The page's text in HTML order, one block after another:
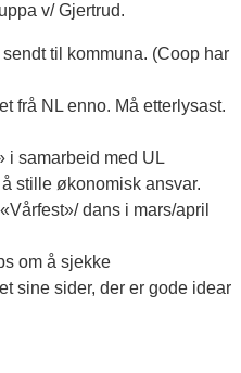
v/ Gjertrud.
til kommuna. (Coop har
frå NL enno. Må etterlysast.
i samarbeid med UL
stille økonomisk ansvar.
dans i mars/april
om å sjekke
sine sider, der er gode idear